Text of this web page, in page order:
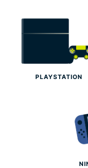
Varför gamers
ProvaPLAYSTATION